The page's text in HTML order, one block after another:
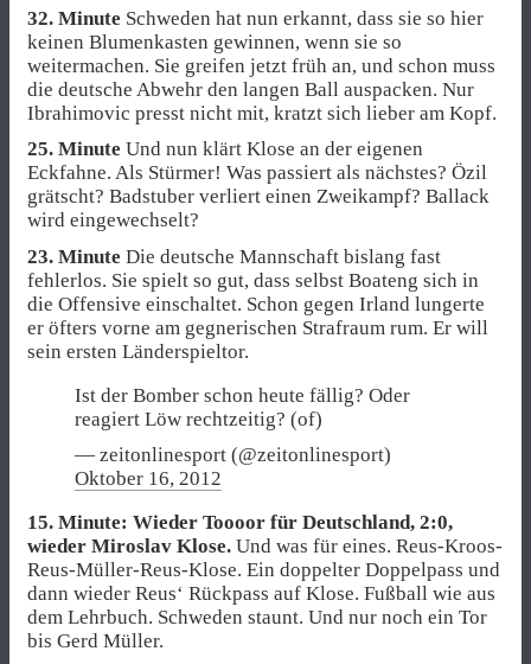
32. Minute Schweden hat nun erkannt, dass sie so hier
keinen Blumenkasten gewinnen, wenn sie so
weitermachen. Sie greifen jetzt früh an, und schon muss
die deutsche Abwehr den langen Ball auspacken. Nur
Ibrahimovic presst nicht mit, kratzt sich lieber am Kopf.
25. Minute Und nun klärt Klose an der eigenen
Eckfahne. Als Stürmer! Was passiert als nächstes? Özil
grätscht? Badstuber verliert einen Zweikampf? Ballack
wird eingewechselt?
23. Minute Die deutsche Mannschaft bislang fast
fehlerlos. Sie spielt so gut, dass selbst Boateng sich in
die Offensive einschaltet. Schon gegen Irland lungerte
er öfters vorne am gegnerischen Strafraum rum. Er will
sein ersten Länderspieltor.
Ist der Bomber schon heute fällig? Oder
reagiert Löw rechtzeitig? (of)
— zeitonlinesport (@zeitonlinesport)
Oktober 16, 2012
15. Minute: Wieder Toooor für Deutschland, 2:0,
wieder Miroslav Klose. Und was für eines. Reus-Kroos-
Reus-Müller-Reus-Klose. Ein doppelter Doppelpass und
dann wieder Reus‘ Rückpass auf Klose. Fußball wie aus
dem Lehrbuch. Schweden staunt. Und nur noch ein Tor
bis Gerd Müller.